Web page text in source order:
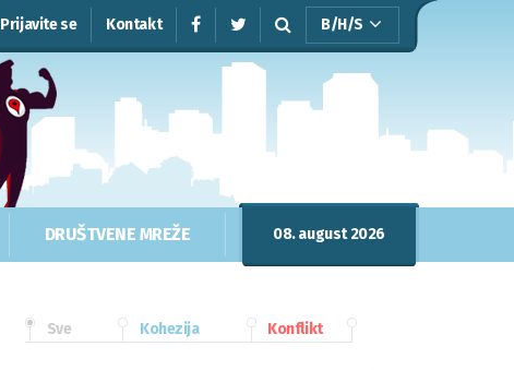
Prijavite se Kontakt B/H/S
DRUŠTVENE MREŽE 08. august 2026
Sve Kohezija Konflikt